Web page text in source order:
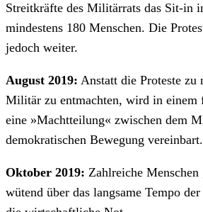
Streitkräfte des Militärrats das Sit-in
mindestens 180 Menschen. Die
jedoch weiter.
August 2019: Anstatt die Proteste zu
Militär zu entmachten, wird in einem
eine »Machtteilung« zwischen dem
demokratischen Bewegung vereinbart.
Oktober 2019: Zahlreiche Menschen
wütend über das langsame Tempo